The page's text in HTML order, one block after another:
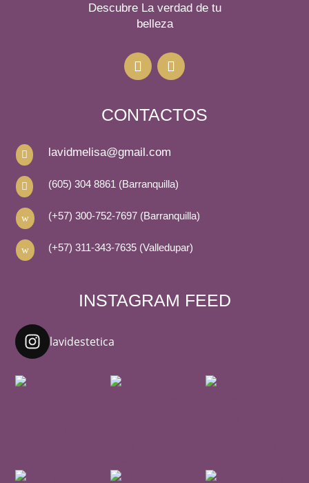
Descubre La verdad de tu
belleza
CONTACTOS
 lavidmelisa@gmail.com
 (605) 304 8861 (Barranquilla)
w (+57) 300-752-7697 (Barranquilla)
w (+57) 311-343-7635 (Valledupar)
INSTAGRAM FEED
lavidestetica